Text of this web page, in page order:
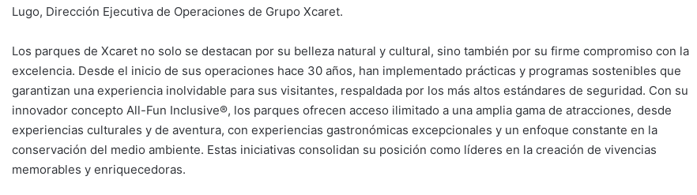
Lugo, Dirección Ejecutiva de Operaciones de Grupo Xcaret.
Los parques de Xcaret no solo se destacan por su belleza natural y cultural, sino también por su firme compromiso con la
excelencia. Desde el inicio de sus operaciones hace 30 años, han implementado prácticas y programas sostenibles que
garantizan una experiencia inolvidable para sus visitantes, respaldada por los más altos estándares de seguridad. Con su
innovador concepto All-Fun Inclusive®, los parques ofrecen acceso ilimitado a una amplia gama de atracciones, desde
experiencias culturales y de aventura, con experiencias gastronómicas excepcionales y un enfoque constante en la
conservación del medio ambiente. Estas iniciativas consolidan su posición como líderes en la creación de vivencias
memorables y enriquecedoras.